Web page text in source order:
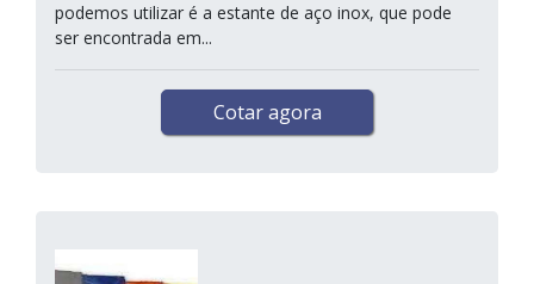
podemos utilizar é a estante de aço inox, que pode
ser encontrada em...
Cotar agora